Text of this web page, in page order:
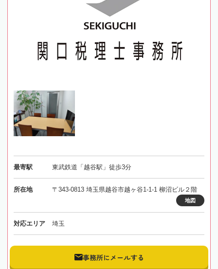
最寄駅 東武鉄道「越谷駅」徒歩3分
所在地 〒343-0813 埼玉県越谷市越ヶ谷1-1-1 柳沼ビル２階
地図
対応エリア 埼玉
事務所にメールする